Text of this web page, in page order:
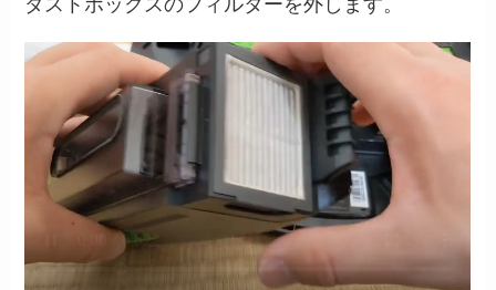
ダストボックスのフィルターを外します。